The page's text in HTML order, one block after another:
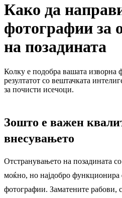
Како да
фотографии за
на позадината
Колку е подобра вашата изворна
резултатот со вештачката
за почисти исечоци.
Зошто е важен
внесувањето
Отстранувањето на позадината
моќно, но најдобро функционира
фотографии. Заматените рабови,